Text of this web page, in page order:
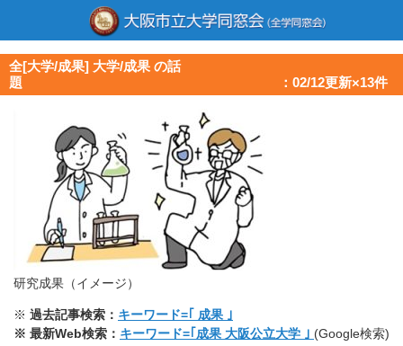
全[大学/成果] 大学/成果 の話
題 ：02/12更新×13件
研究成果（イメージ）
※ 過去記事検索： キーワード=｢ 成果 ｣
※ 最新Web検索： キーワード=｢成果 大阪公立大学 ｣ (Google検索)